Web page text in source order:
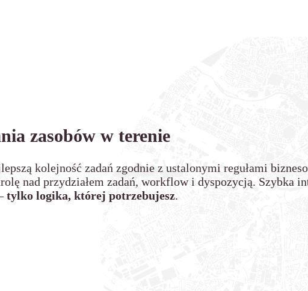
zasobów w terenie
kolejność zadań zgodnie z ustalonymi regułami
nad przydziałem zadań, workflow i dyspozycją. Szybka
tylko logika, której potrzebujesz.